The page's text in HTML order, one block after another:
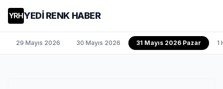
YRHYEDİ RENK HABER
29 Mayıs 2026 30 Mayıs 2026 31 Mayıs 2026 Pazar 1